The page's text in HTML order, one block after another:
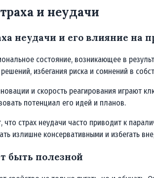
и неудачи
неудачи и его влияние на
состояние, возникающее в
избегания риска и сомнений в
и скорость реагирования играют
потенциал его идей и планов.
что страх неудачи часто приводит к
излишне консервативными и избегать
быть полезной